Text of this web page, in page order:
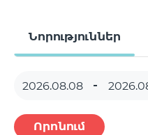
Նորություններ
Որոնում